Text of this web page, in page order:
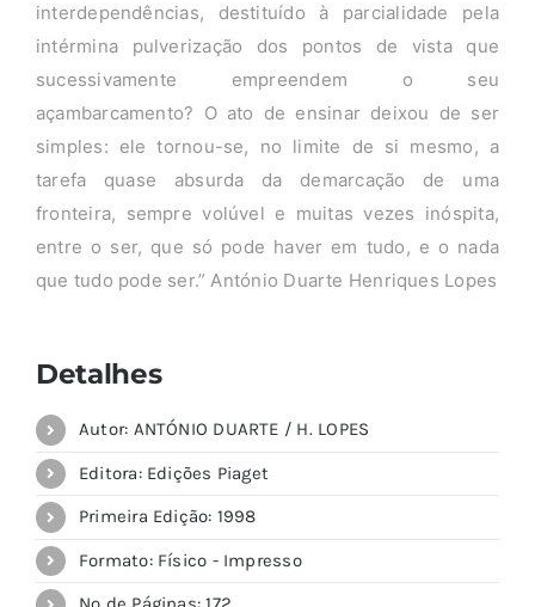
interdependências, destituído à parcialidade pela
intérmina pulverização dos pontos de vista que
sucessivamente empreendem o seu
açambarcamento? O ato de ensinar deixou de ser
simples: ele tornou-se, no limite de si mesmo, a
tarefa quase absurda da demarcação de uma
fronteira, sempre volúvel e muitas vezes inóspita,
entre o ser, que só pode haver em tudo, e o nada
que tudo pode ser.” António Duarte Henriques Lopes
Detalhes
Autor: ANTÓNIO DUARTE / H. LOPES
Editora: Edições Piaget
Primeira Edição: 1998
Formato: Físico - Impresso